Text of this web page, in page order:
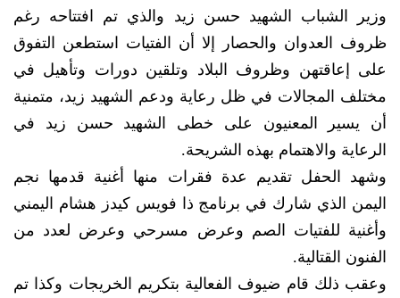
وزير الشباب الشهيد حسن زيد والذي تم افتتاحه رغم
ظروف العدوان والحصار إلا أن الفتيات استطعن التفوق
على إعاقتهن وظروف البلاد وتلقين دورات وتأهيل في
مختلف المجالات في ظل رعاية ودعم الشهيد زيد، متمنية
أن يسير المعنيون على خطى الشهيد حسن زيد في
الرعاية والاهتمام بهذه الشريحة.
وشهد الحفل تقديم عدة فقرات منها أغنية قدمها نجم
اليمن الذي شارك في برنامج ذا فويس كيدز هشام اليمني
وأغنية للفتيات الصم وعرض مسرحي وعرض لعدد من
الفنون القتالية.
وعقب ذلك قام ضيوف الفعالية بتكريم الخريجات وكذا تم